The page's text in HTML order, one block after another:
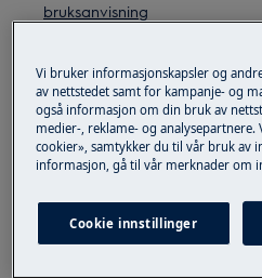
bruksanvisning
Vi bruker informasjonskapsler og
av nettstedet samt for kampanje- og
også informasjon om din bruk av
medier-, reklame- og analysepartnere.
cookier», samtykker du til vår bruk av
informasjon, gå til vår merknader om
Cookie innstillinger